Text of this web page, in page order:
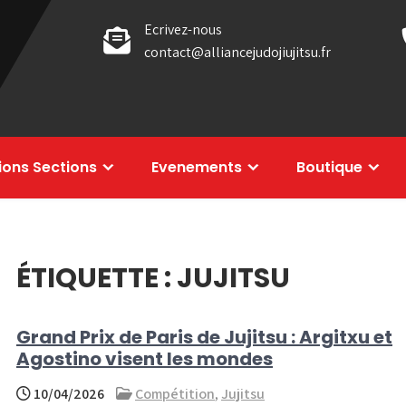
Ecrivez-nous
contact@alliancejudojiujitsu.fr
Sections Evenements Boutique
ÉTIQUETTE :JUJITSU
Grand Prix de Paris de Jujitsu : Argitxu et
Agostino visent les mondes
10/04/2026 Compétition, Jujitsu